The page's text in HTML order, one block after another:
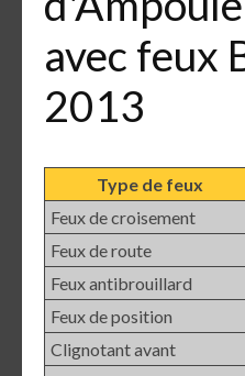
avec feux
2013
Type de feux
Feux de croisement
Feux de route
Feux antibrouillard
Feux de position
Clignotant avant